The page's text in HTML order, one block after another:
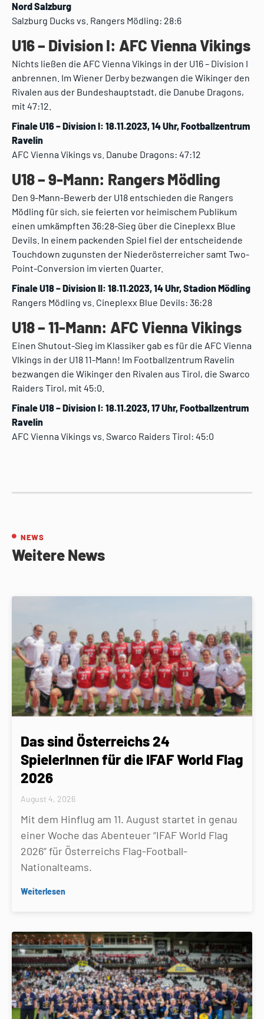
Nord Salzburg
Salzburg Ducks vs. Rangers Mödling: 28:6
U16 – Division I: AFC Vienna Vikings
Nichts ließen die AFC Vienna Vikings in der U16 – Division I
anbrennen. Im Wiener Derby bezwangen die Wikinger den
Rivalen aus der Bundeshauptstadt, die Danube Dragons,
mit 47:12.
Finale U16 – Division I: 18.11.2023, 14 Uhr, Footballzentrum
Ravelin
AFC Vienna Vikings vs. Danube Dragons: 47:12
U18 – 9-Mann: Rangers Mödling
Den 9-Mann-Bewerb der U18 entschieden die Rangers
Mödling für sich, sie feierten vor heimischem Publikum
einen umkämpften 36:28-Sieg über die Cineplexx Blue
Devils. In einem packenden Spiel fiel der entscheidende
Touchdown zugunsten der Niederösterreicher samt Two-
Point-Conversion im vierten Quarter.
Finale U18 – Division II: 18.11.2023, 14 Uhr, Stadion Mödling
Rangers Mödling vs. Cineplexx Blue Devils: 36:28
U18 – 11-Mann: AFC Vienna Vikings
Einen Shutout-Sieg im Klassiker gab es für die AFC Vienna
VIkings in der U18 11-Mann! Im Footballzentrum Ravelin
bezwangen die Wikinger den Rivalen aus Tirol, die Swarco
Raiders Tirol, mit 45:0.
Finale U18 – Division I: 18.11.2023, 17 Uhr, Footballzentrum
Ravelin
AFC Vienna Vikings vs. Swarco Raiders Tirol: 45:0
NEWS
Weitere News
Das sind Österreichs 24
SpielerInnen für die IFAF World Flag
2026
August 4, 2026
Mit dem Hinflug am 11. August startet in genau
einer Woche das Abenteuer “IFAF World Flag
2026” für Österreichs Flag-Football-
Nationalteams.
Weiterlesen